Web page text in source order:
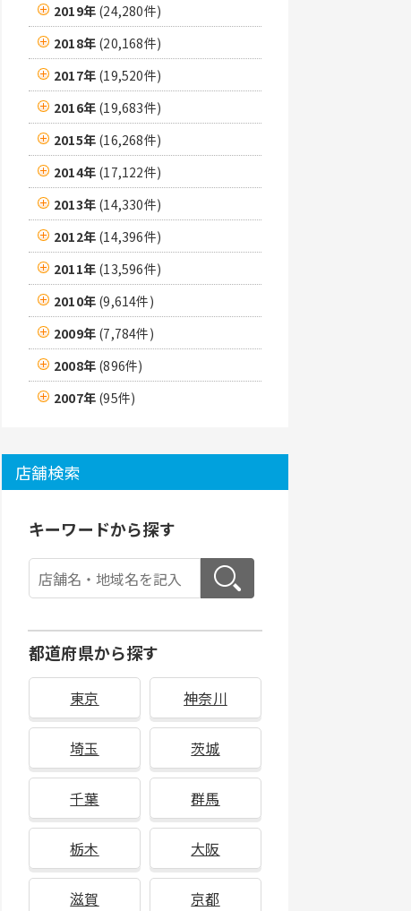
2019年 (24,280件)
2018年 (20,168件)
2017年 (19,520件)
2016年 (19,683件)
2015年 (16,268件)
2014年 (17,122件)
2013年 (14,330件)
2012年 (14,396件)
2011年 (13,596件)
2010年 (9,614件)
2009年 (7,784件)
2008年 (896件)
2007年 (95件)
店舗検索
キーワードから探す
都道府県から探す
東京 神奈川
埼玉 茨城
千葉 群馬
栃木 大阪
滋賀 京都